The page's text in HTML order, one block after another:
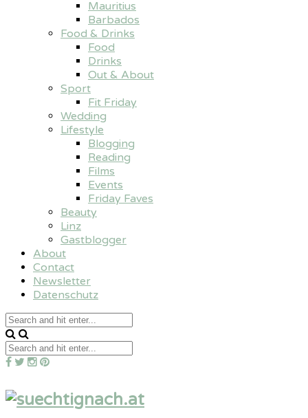
Mauritius
Barbados
Food & Drinks
Food
Drinks
Out & About
Sport
Fit Friday
Wedding
Lifestyle
Blogging
Reading
Films
Events
Friday Faves
Beauty
Linz
Gastblogger
About
Contact
Newsletter
Datenschutz